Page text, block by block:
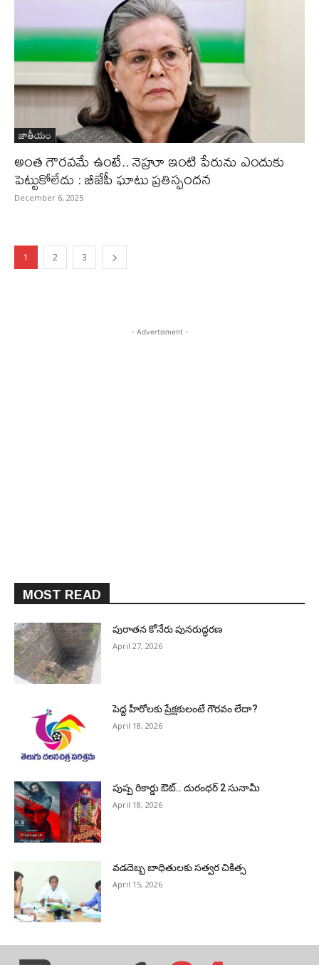
జాతీయం
అంత గౌరవమే ఉంటే.. నెహ్రూ ఇంటి పేరును ఎందుకు
పెట్టుకోలేదు : బీజేపీ ఘాటు ప్రతిస్పందన
December 6, 2025
1 2 3
- Advertisment -
MOST READ
పురాత‌న కోనేరు పున‌రుద్ధ‌ర‌ణ
April 27, 2026
పెద్ద హీరోల‌కు ప్రేక్ష‌కులంటే గౌర‌వం లేదా?
April 18, 2026
పుష్ప రికార్డు ఔట్‌.. దురంధ‌ర్ 2 సునామీ
April 18, 2026
వడదెబ్బ బాధితులకు సత్వర చికిత్స
April 15, 2026